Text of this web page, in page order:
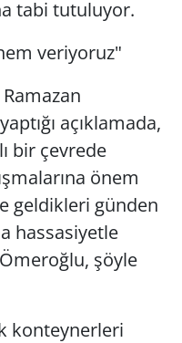
tabi tutuluyor.
veriyoruz"
açıklamada,
bir çevrede
önem
geldikleri günden
hassasiyetle
şöyle
konteynerleri